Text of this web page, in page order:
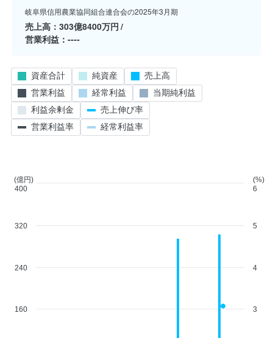
岐阜県信用農業協同組合連合会の2025年3月期
売上高
303億8400万円
営業利益
----
160
240
320
(億円)
400
3
4
5
(%)
6
資産合計 純資産
売上高
営業利益
経常利益
当期純利益
利益余剰金
売上伸び率
営業利益率
経常利益率